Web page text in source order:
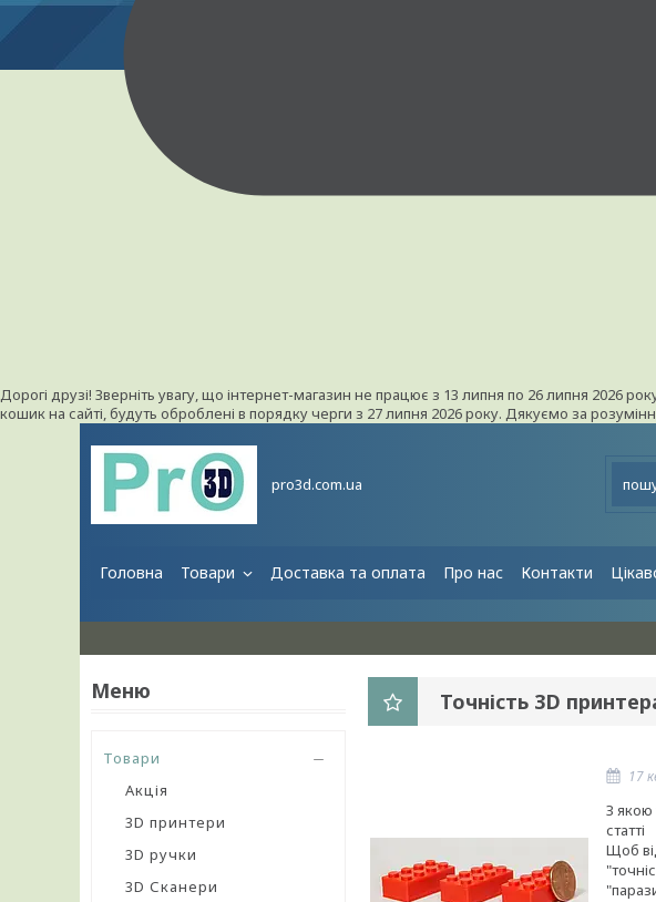
Дорогі друзі! Зверніть увагу, що інтернет-магазин не працює з 13 липня по 26 липня 2026
кошик на сайті, будуть оброблені в порядку черги з 27 липня 2026 року. Дякуємо за
pro3d.com.ua
Головна Товари Доставка та оплата Про нас Контакти
Товари
Акція
3D принтери
3D ручки
3D Сканери
Точність 3D
17
З якою
статті
Щоб